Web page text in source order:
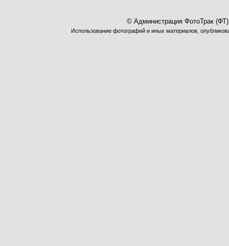
© Администрация ФотоТрак
Использование фотографий и иных материалов,